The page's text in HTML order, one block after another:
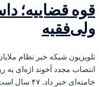
قوه قضاییه؛
ولی‌فقیه
انتصاب مجدد آخوند اژه‌ای
خامنه‌ای